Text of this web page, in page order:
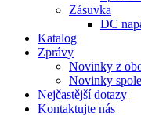
Zásuvka
DC
Katalog
Zprávy
Novinky z
Novinky
Nejčastější dotazy
Kontaktujte nás